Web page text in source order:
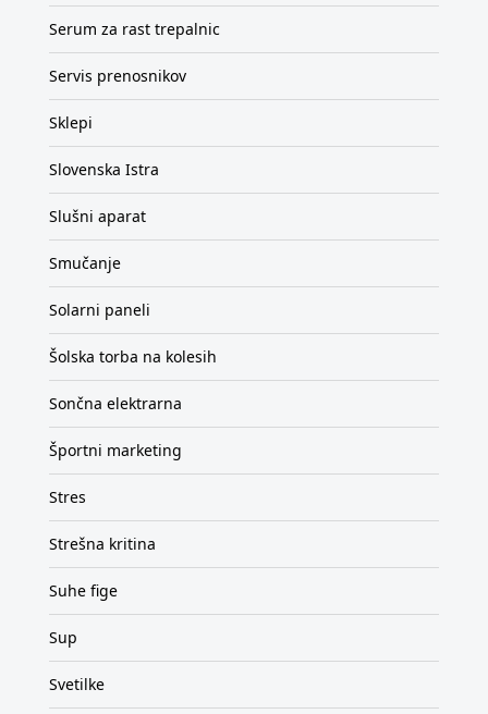
Serum za rast trepalnic
Servis prenosnikov
Sklepi
Slovenska Istra
Slušni aparat
Smučanje
Solarni paneli
Šolska torba na kolesih
Sončna elektrarna
Športni marketing
Stres
Strešna kritina
Suhe fige
Sup
Svetilke